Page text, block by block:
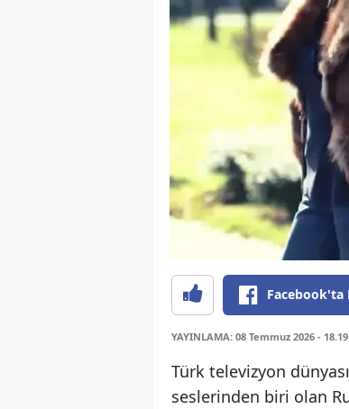
Facebook'ta
YAYINLAMA: 08 Temmuz 2026 - 18.19
Türk televizyon
seslerinden biri olan